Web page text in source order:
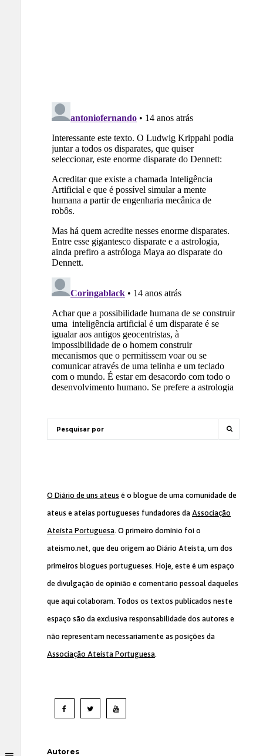
O Diário de uns ateus é o blogue de uma comunidade de
ateus e ateias portugueses fundadores da Associação
Ateísta Portuguesa. O primeiro domínio foi o
ateismo.net, que deu origem ao Diário Ateísta, um dos
primeiros blogues portugueses. Hoje, este é um espaço
de divulgação de opinião e comentário pessoal daqueles
que aqui colaboram. Todos os textos publicados neste
espaço são da exclusiva responsabilidade dos autores e
não representam necessariamente as posições da
Associação Ateísta Portuguesa.
Autores